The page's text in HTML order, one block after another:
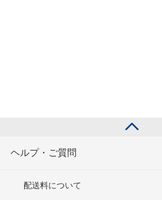
ヘルプ・ご質問
配送料について